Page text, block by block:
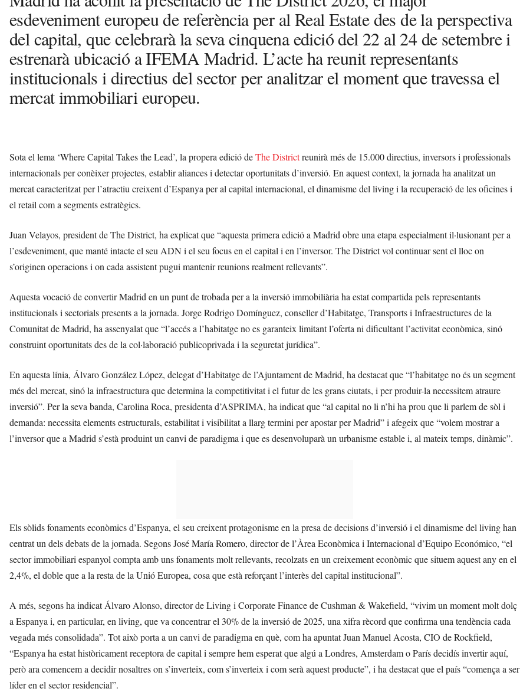
esdeveniment europeu de referència per al Real Estate des de la perspectiva
del capital, que celebrarà la seva cinquena edició del 22 al 24 de setembre i
estrenarà ubicació a IFEMA Madrid. L’acte ha reunit representants
institucionals i directius del sector per analitzar el moment que travessa el
mercat immobiliari europeu.
Sota el lema ‘Where Capital Takes the Lead’, la propera edició deThe Districtreunirà més de 15.000 directius, inversors i professionals
internacionals per conèixer projectes, establir aliances i detectar oportunitats d’inversió. En aquest context, la jornada ha analitzat un
mercat caracteritzat per l’atractiu creixent d’Espanya per al capital internacional, el dinamisme del living i la recuperació de les oficines i
el retail com a segments estratègics.
Juan Velayos, president de The District, ha explicat que “aquesta primera edició a Madrid obre una etapa especialment il·lusionant per a
l’esdeveniment, que manté intacte el seu ADN i el seu focus en el capital i en l’inversor. The District vol continuar sent el lloc on
s’originen operacions i on cada assistent pugui mantenir reunions realment rellevants”.
Aquesta vocació de convertir Madrid en un punt de trobada per a la inversió immobiliària ha estat compartida pels representants
institucionals i sectorials presents a la jornada. Jorge Rodrigo Domínguez, conseller d’Habitatge, Transports i Infraestructures de la
Comunitat de Madrid, ha assenyalat que “l’accés a l’habitatge no es garanteix limitant l’oferta ni dificultant l’activitat econòmica, sinó
construint oportunitats des de la col·laboració publicoprivada i la seguretat jurídica”.
En aquesta línia, Álvaro González López, delegat d’Habitatge de l’Ajuntament de Madrid, ha destacat que “l’habitatge no és un segment
més del mercat, sinó la infraestructura que determina la competitivitat i el futur de les grans ciutats, i per produir-la necessitem atraure
inversió”. Per la seva banda, Carolina Roca, presidenta d’ASPRIMA, ha indicat que “al capital no li n’hi ha prou que li parlem de sòl i
demanda: necessita elements estructurals, estabilitat i visibilitat a llarg termini per apostar per Madrid” i afegeix que “volem mostrar a
l’inversor que a Madrid s’està produint un canvi de paradigma i que es desenvoluparà un urbanisme estable i, al mateix temps, dinàmic”.
Els sòlids fonaments econòmics d’Espanya, el seu creixent protagonisme en la presa de decisions d’inversió i el dinamisme del living han
centrat un dels debats de la jornada. Segons José María Romero, director de l’Àrea Econòmica i Internacional d’Equipo Económico, “el
sector immobiliari espanyol compta amb uns fonaments molt rellevants, recolzats en un creixement econòmic que situem aquest any en el
2,4%, el doble que a la resta de la Unió Europea, cosa que està reforçant l’interès del capital institucional”.
A més, segons ha indicat Álvaro Alonso, director de Living i Corporate Finance de Cushman & Wakefield, “vivim un moment molt dolç
a Espanya i, en particular, en living, que va concentrar el 30% de la inversió de 2025, una xifra rècord que confirma una tendència cada
vegada més consolidada”. Tot això porta a un canvi de paradigma en què, com ha apuntat Juan Manuel Acosta, CIO de Rockfield,
“Espanya ha estat històricament receptora de capital i sempre hem esperat que algú a Londres, Amsterdam o París decidís invertir aquí,
però ara comencem a decidir nosaltres on s’inverteix, com s’inverteix i com serà aquest producte”, i ha destacat que el país “comença a ser
líder en el sector residencial”.